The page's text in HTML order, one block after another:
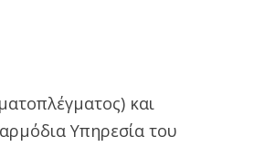
και
Υπηρεσία του